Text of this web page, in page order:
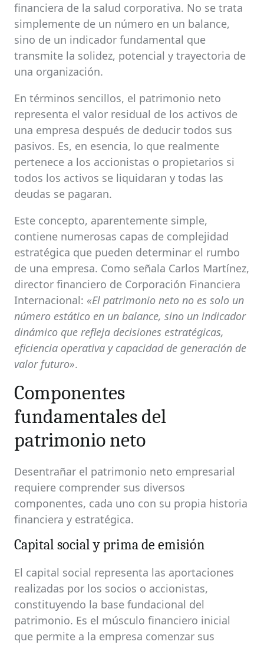
financiera de la salud corporativa. No se trata
simplemente de un número en un balance,
sino de un indicador fundamental que
transmite la solidez, potencial y trayectoria de
una organización.
En términos sencillos, el patrimonio neto
representa el valor residual de los activos de
una empresa después de deducir todos sus
pasivos. Es, en esencia, lo que realmente
pertenece a los accionistas o propietarios si
todos los activos se liquidaran y todas las
deudas se pagaran.
Este concepto, aparentemente simple,
contiene numerosas capas de complejidad
estratégica que pueden determinar el rumbo
de una empresa. Como señala Carlos Martínez,
director financiero de Corporación Financiera
Internacional: «El patrimonio neto no es solo un
número estático en un balance, sino un indicador
dinámico que refleja decisiones estratégicas,
eficiencia operativa y capacidad de generación de
valor futuro».
Componentes
fundamentales del
patrimonio neto
Desentrañar el patrimonio neto empresarial
requiere comprender sus diversos
componentes, cada uno con su propia historia
financiera y estratégica.
Capital social y prima de emisión
El capital social representa las aportaciones
realizadas por los socios o accionistas,
constituyendo la base fundacional del
patrimonio. Es el músculo financiero inicial
que permite a la empresa comenzar sus